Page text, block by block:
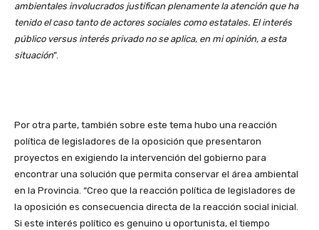
ambientales involucrados justifican plenamente la atención que ha
tenido el caso tanto de actores sociales como estatales. El interés
público versus interés privado no se aplica, en mi opinión, a esta
situación”.
Por otra parte, también sobre este tema hubo una reacción
política de legisladores de la oposición que presentaron
proyectos en exigiendo la intervención del gobierno para
encontrar una solución que permita conservar el área ambiental
en la Provincia. “Creo que la reacción política de legisladores de
la oposición es consecuencia directa de la reacción social inicial.
Si este interés político es genuino u oportunista, el tiempo